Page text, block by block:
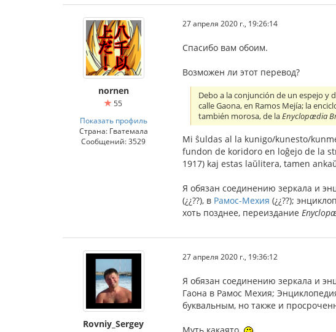
nornen
55
Показать профиль
Страна: Гватемала
Сообщений: 3529
27 апреля 2020 г., 19:26:14
Спасибо вам обоим.
Возможен ли этот перевод?
Debo a la conjunción de un espejo y
calle Gaona, en Ramos Mejía; la
también morosa, de laEnyclopædia
Mi ŝuldas al la kunigo/kunesto/
fundon de koridoro en loĝejo de la
1917) kaj estas laŭlitera, tamen
Я обязан соединению зеркала и
(¿¿??), в Рамос-Мехия (¿¿??);
хоть позднее, переиздание
Rovniy_Sergey
27 апреля 2020 г., 19:36:12
Я обязан соединению зеркала и
Гаона в Рамос Мехия;
буквальным, но также и